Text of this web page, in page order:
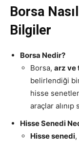
Borsa
Bilgiler
Borsa Nedir?
Borsa, arz ve
belirlendiği
hisse
araçlar alınıp
Hisse Senedi
Hisse senedi